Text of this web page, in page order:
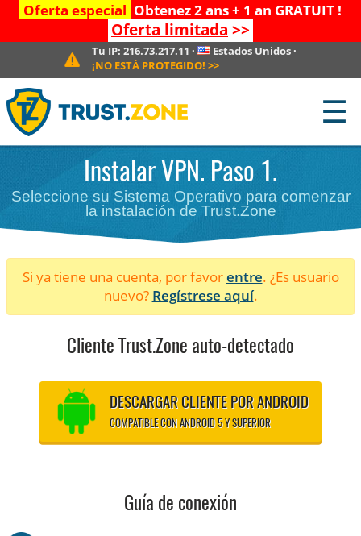
Oferta especial Obtenez 2 ans + 1 an GRATUIT !
Oferta limitada >>
Tu IP:216.73.217.11 · Estados Unidos·
¡NO ESTÁ PROTEGIDO! >>
☰
Instalar VPN. Paso 1.
Seleccione su Sistema Operativo para comenzar
la instalación de Trust.Zone
Si ya tiene una cuenta, por favorentre. ¿Es usuario
nuevo? Regístrese aquí.
Cliente Trust.Zone auto-detectado
DESCARGAR CLIENTE POR ANDROID
COMPATIBLE CON ANDROID 5 Y SUPERIOR
Guía de conexión